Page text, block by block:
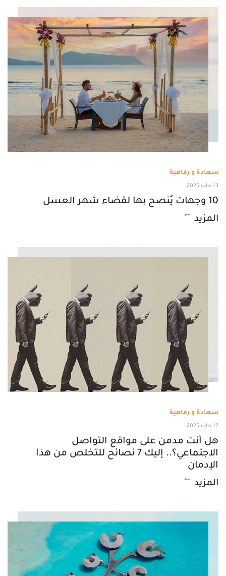
سعادة و رفاهية
13 مايو 2025
10 وجهات يُنصح بها لقضاء شهر العسل
المزيد
سعادة و رفاهية
12 مايو 2025
هل أنت مدمن على مواقع التواصل
الاجتماعي؟.. إليك 7 نصائح للتخلص من هذا
الإدمان
المزيد